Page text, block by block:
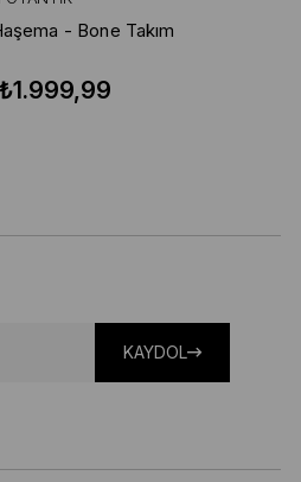
- Bone Takım
₺1.999,99
KAYDOL